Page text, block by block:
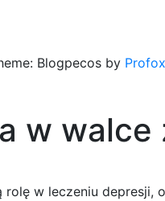
Blogpecos by
w walce
w leczeniu